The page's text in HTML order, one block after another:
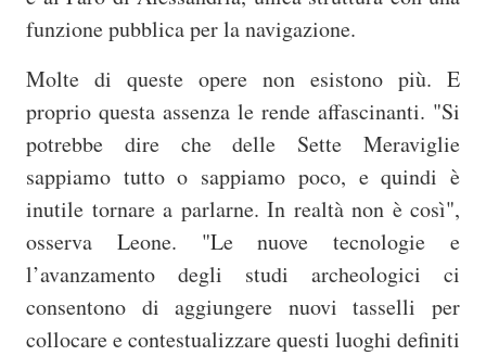
funzione pubblica per la navigazione.
Molte di queste opere non esistono più. E
proprio questa assenza le rende affascinanti. "Si
potrebbe dire che delle Sette Meraviglie
sappiamo tutto o sappiamo poco, e quindi è
inutile tornare a parlarne. In realtà non è così",
osserva Leone. "Le nuove tecnologie e
l’avanzamento degli studi archeologici ci
consentono di aggiungere nuovi tasselli per
collocare e contestualizzare questi luoghi definiti